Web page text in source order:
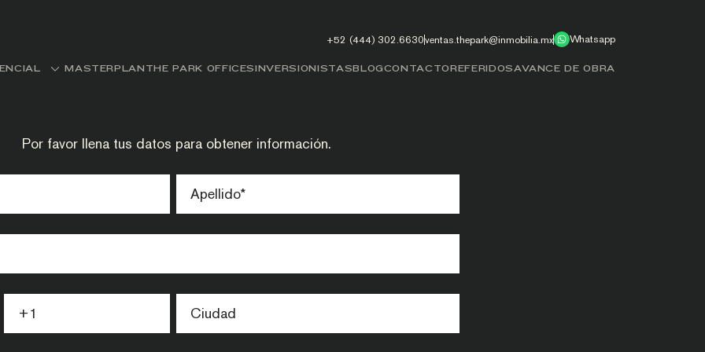
+52 (444) 302.6630ventas.thepark@inmobilia.mx Whatsapp
MASTERPLAN THE PARK OFFICESINVERSIONISTASBLOGCONTACTOREFERIDOSAVANCE DE OBRA
Por favor llena tus datos para obtener información.